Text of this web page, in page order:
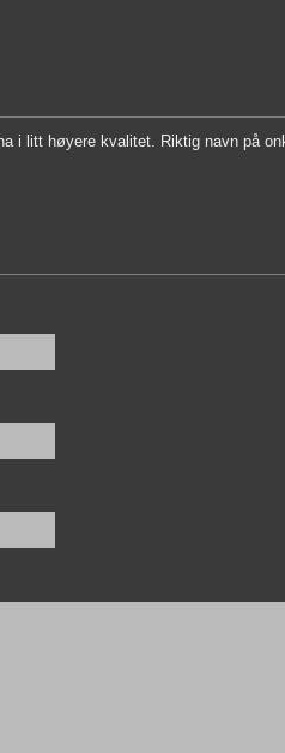
i litt høyere kvalitet. Riktig navn på